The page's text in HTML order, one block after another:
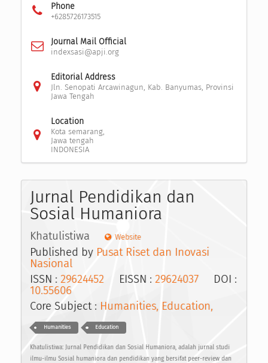
Phone
+6285726173515
Journal Mail Official
indexsasi@apji.org
Editorial Address
Jln. Senopati Arcawinagun, Kab. Banyumas, Provinsi
Jawa Tengah
Location
Kota semarang,
Jawa tengah
INDONESIA
Jurnal Pendidikan dan
Sosial Humaniora
Khatulistiwa Website
Published by Pusat Riset dan Inovasi
Nasional
ISSN : 29624452 EISSN : 29624037 DOI :
10.55606
Core Subject : Humanities, Education,
Humanities Education
Khatulistiwa: Jurnal Pendidikan dan Sosial Humaniora, adalah jurnal studi
ilmu-ilmu Sosial humaniora dan pendidikan yang bersifat peer-review dan